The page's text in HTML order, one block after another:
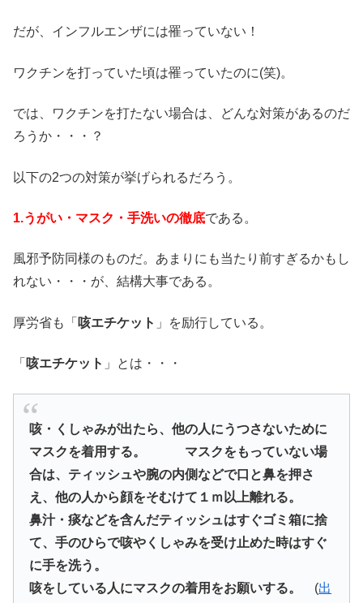
だが、インフルエンザには罹っていない！
ワクチンを打っていた頃は罹っていたのに(笑)。
では、ワクチンを打たない場合は、どんな対策があるのだ
ろうか・・・？
以下の2つの対策が挙げられるだろう。
1.うがい・マスク・手洗いの徹底である。
風邪予防同様のものだ。あまりにも当たり前すぎるかもし
れない・・・が、結構大事である。
厚労省も「 咳エチケット 」を励行している。
「 咳エチケット 」とは・・・
咳・くしゃみが出たら、他の人にうつさないために
マスクを着用する。 マスクをもっていない場
合は、ティッシュや腕の内側などで口と鼻を押さ
え、他の人から顔をそむけて１ｍ以上離れる。
鼻汁・痰などを含んだティッシュはすぐゴミ箱に捨
て、手のひらで咳やくしゃみを受け止めた時はすぐ
に手を洗う。
咳をしている人にマスクの着用をお願いする。
(出